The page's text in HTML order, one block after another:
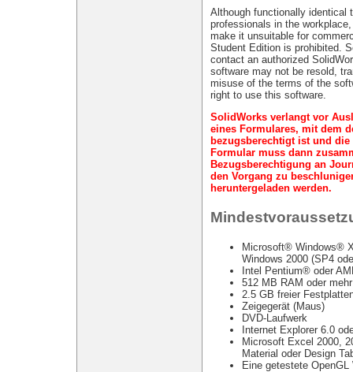
Although functionally identical
professionals in the
make it unsuitable for
Student Edition is prohibited.
contact an authorized
software may not be resold,
misuse of the terms of the
right to use this software.
SolidWorks verlangt vor
eines Formulares, mit dem
bezugsberechtigt ist und
Formular muss dann
Bezugsberechtigung an
den Vorgang zu
heruntergeladen werden.
Microsoft® Windows®
Windows 2000 (SP4
Intel Pentium® oder
512 MB RAM oder
2.5 GB freier
Zeigegerät (Maus)
DVD-Laufwerk
Internet Explorer 6.0
Microsoft Excel 2000,
Material oder Design
Eine getestete